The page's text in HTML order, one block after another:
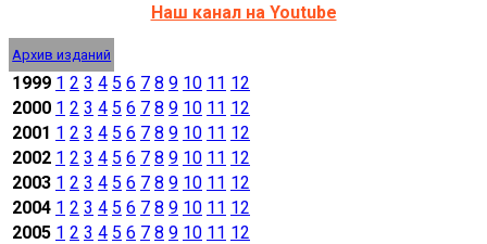
Наш канал на Youtube
Архив изданий
1999 1 2 3 4 5 6 7 8 9 10 11 12
2000 1 2 3 4 5 6 7 8 9 10 11 12
2001 1 2 3 4 5 6 7 8 9 10 11 12
2002 1 2 3 4 5 6 7 8 9 10 11 12
2003 1 2 3 4 5 6 7 8 9 10 11 12
2004 1 2 3 4 5 6 7 8 9 10 11 12
2005 1 2 3 4 5 6 7 8 9 10 11 12